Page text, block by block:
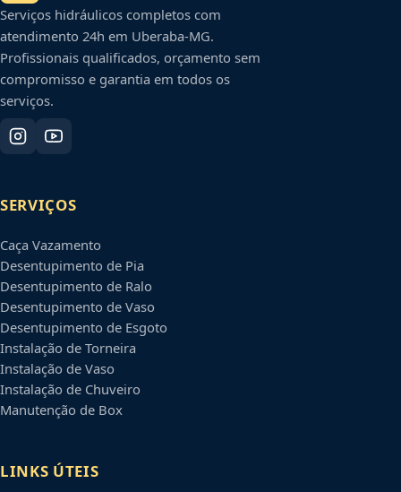
Serviços hidráulicos completos com
atendimento 24h em Uberaba-MG.
Profissionais qualificados, orçamento sem
compromisso e garantia em todos os
serviços.
SERVIÇOS
Caça Vazamento
Desentupimento de Pia
Desentupimento de Ralo
Desentupimento de Vaso
Desentupimento de Esgoto
Instalação de Torneira
Instalação de Vaso
Instalação de Chuveiro
Manutenção de Box
LINKS ÚTEIS